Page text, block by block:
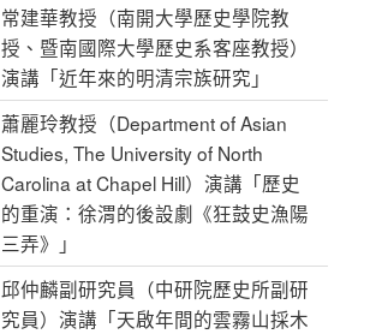
常建華教授（南開大學歷史學院教
授、暨南國際大學歷史系客座教授）
演講「近年來的明清宗族研究」
蕭麗玲教授（Department of Asian
Studies, The University of North
Carolina at Chapel Hill）演講「歷史
的重演：徐渭的後設劇《狂鼓史漁陽
三弄》」
邱仲麟副研究員（中研院歷史所副研
究員）演講「天啟年間的雲霧山採木